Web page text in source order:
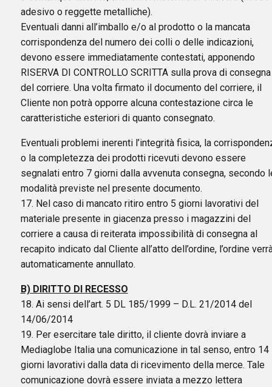
adesivo o reggette metalliche).
Eventuali danni all’imballo e/o al prodotto o la mancata
corrispondenza del numero dei colli o delle indicazioni,
devono essere immediatamente contestati, apponendo
RISERVA DI CONTROLLO SCRITTA sulla prova di consegna
del corriere. Una volta firmato il documento del corriere, il
Cliente non potrà opporre alcuna contestazione circa le
caratteristiche esteriori di quanto consegnato.
Eventuali problemi inerenti l’integrità fisica, la
o la completezza dei prodotti ricevuti devono essere
segnalati entro 7 giorni dalla avvenuta consegna, secondo
modalità previste nel presente documento.
17. Nel caso di mancato ritiro entro 5 giorni lavorativi del
materiale presente in giacenza presso i magazzini del
corriere a causa di reiterata impossibilità di consegna al
recapito indicato dal Cliente all’atto dell’ordine, l’ordine
automaticamente annullato.
B) DIRITTO DI RECESSO
18. Ai sensi dell’art. 5 DL 185/1999 – D.L. 21/2014 del
14/06/2014
19. Per esercitare tale diritto, il cliente dovrà inviare a
Mediaglobe Italia una comunicazione in tal senso, entro 14
giorni lavorativi dalla data di ricevimento della merce. Tale
comunicazione dovrà essere inviata a mezzo lettera